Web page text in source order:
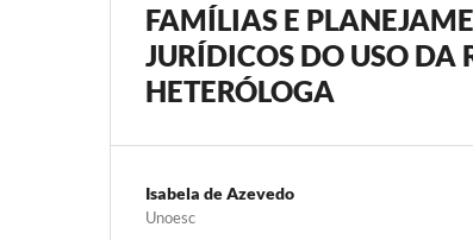
FAMÍLIAS E
JURÍDICOS DO USO
HETERÓLOGA
Isabela de Azevedo
Unoesc